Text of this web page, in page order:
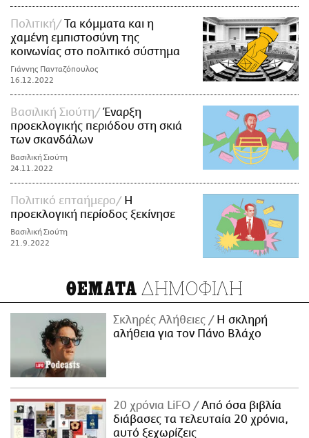
Πολιτική
Τα κόμματα και η
χαμένη εμπιστοσύνη της
κοινωνίας στο πολιτικό σύστημα
Γιάννης Πανταζόπουλος
16.12.2022
Βασιλική Σιούτη
Έναρξη
προεκλογικής περιόδου στη σκιά
των σκανδάλων
Βασιλική Σιούτη
24.11.2022
Πολιτικό επταήμερο
Η
προεκλογική περίοδος ξεκίνησε
Βασιλική Σιούτη
21.9.2022
ΘΕΜΑΤΑ ΔΗΜΟΦΙΛΗ
Σκληρές Αλήθειες
H σκληρή
αλήθεια για τον Πάνο Βλάχο
20 χρόνια LiFO
Από όσα βιβλία
διάβασες τα τελευταία 20 χρόνια,
αυτό ξεχωρίζεις